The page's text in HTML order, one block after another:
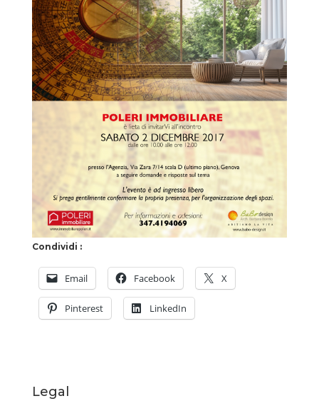
Condividi :
Email Facebook X
Pinterest LinkedIn
Legal